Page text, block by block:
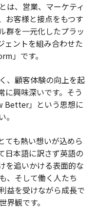
3つの戦略
ーに必要な柔軟性とは
アイデア 安全性
感情
、営業、マーケティ
お客様と接点をもつす
群を一元化したプラッ
ェントを組み合わせた
」です。
、顧客体験の向上を起
に興味深いです。そう
Better」という思想に
も熱い想いが込めら
日本語に訳さず英語の
を追いかける表面的な
、そして働く人たち
益を受けながら成長で
観です。